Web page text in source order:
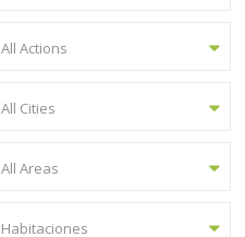
All Actions
All Cities
All Areas
Habitaciones